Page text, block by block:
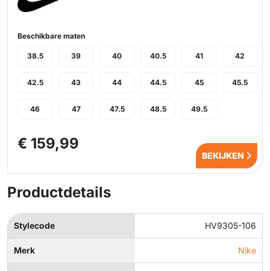
Beschikbare maten
38.5 39 40 40.5 41 42
42.5 43 44 44.5 45 45.5
46 47 47.5 48.5 49.5
€ 159,99
BEKIJKEN
Productdetails
Stylecode HV9305-106
Merk Nike